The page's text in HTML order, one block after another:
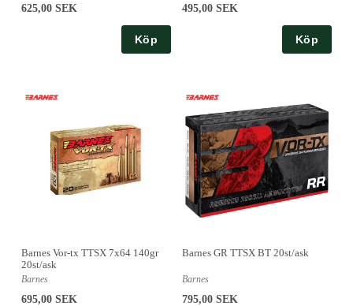
625,00 SEK
Köp
495,00 SEK
Köp
Barnes Vor-tx TTSX 7x64 140gr
20st/ask
Barnes
695,00 SEK
Barnes GR TTSX BT 20st/ask
Barnes
795,00 SEK